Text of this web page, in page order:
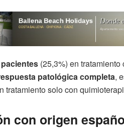
(25,3%) en
patológica completa,
tratamiento solo con
con origen